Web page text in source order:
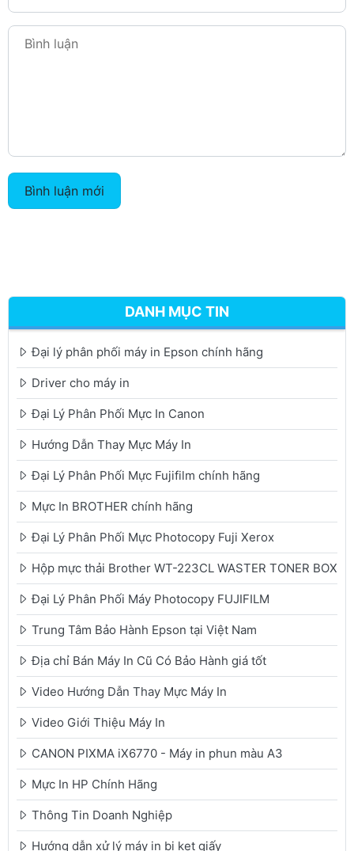
Bình luận mới
DANH MỤC TIN
Đại lý phân phối máy in Epson chính hãng
Driver cho máy in
Đại Lý Phân Phối Mực In Canon
Hướng Dẫn Thay Mực Máy In
Đại Lý Phân Phối Mực Fujifilm chính hãng
Mực In BROTHER chính hãng
Đại Lý Phân Phối Mực Photocopy Fuji Xerox
Hộp mực thải Brother WT-223CL WASTER TONER BOX
Đại Lý Phân Phối Máy Photocopy FUJIFILM
Trung Tâm Bảo Hành Epson tại Việt Nam
Địa chỉ Bán Máy In Cũ Có Bảo Hành giá tốt
Video Hướng Dẫn Thay Mực Máy In
Video Giới Thiệu Máy In
CANON PIXMA iX6770 - Máy in phun màu A3
Mực In HP Chính Hãng
Thông Tin Doanh Nghiệp
Hướng dẫn xử lý máy in bị kẹt giấy